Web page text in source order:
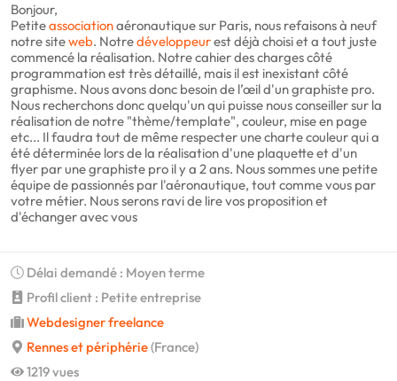
Bonjour,
Petiteassociationaéronautique sur Paris, nous refaisons à neuf
notre siteweb. Notredéveloppeurest déjà choisi et a tout juste
commencé la réalisation. Notre cahier des charges côté
programmation est très détaillé, mais il est inexistant côté
graphisme. Nous avons donc besoin de l’œil d'un graphiste pro.
Nous recherchons donc quelqu'un qui puisse nous conseiller sur la
réalisation de notre "thème/template", couleur, mise en page
etc... Il faudra tout de même respecter une charte couleur qui a
été déterminée lors de la réalisation d'une plaquette et d'un
flyer par une graphiste pro il y a 2 ans. Nous sommes une petite
équipe de passionnés par l'aéronautique, tout comme vous par
votre métier. Nous serons ravi de lire vos proposition et
d'échanger avec vous
Délai demandé : Moyen terme
Profil client : Petite entreprise
Webdesigner freelance
Rennes et périphérie(France)
1219 vues